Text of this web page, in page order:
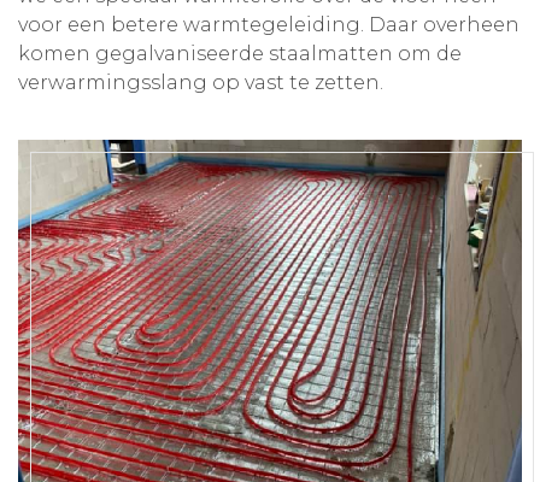
voor een betere warmtegeleiding. Daar overheen
komen gegalvaniseerde staalmatten om de
verwarmingsslang op vast te zetten.